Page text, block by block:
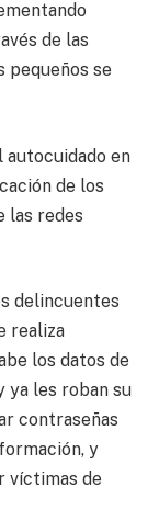
de las
pequeños se
en
de los
las redes
delincuentes
realiza
los datos de
ya les roban su
contraseñas
y
víctimas de